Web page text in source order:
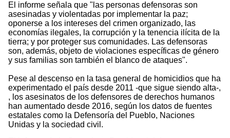
El informe señala que "las personas defensoras son
asesinadas y violentadas por implementar la paz;
oponerse a los intereses del crimen organizado, las
economías ilegales, la corrupción y la tenencia ilícita de la
tierra; y por proteger sus comunidades. Las defensoras
son, además, objeto de violaciones específicas de género
y sus familias son también el blanco de ataques".
Pese al descenso en la tasa general de homicidios que ha
experimentado el país desde 2011 -que sigue siendo alta-,
, los asesinatos de los defensores de derechos humanos
han aumentado desde 2016, según los datos de fuentes
estatales como la Defensoría del Pueblo, Naciones
Unidas y la sociedad civil.